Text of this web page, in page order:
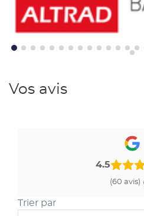
Vos avis
4.5
(60 avis)
Trier par